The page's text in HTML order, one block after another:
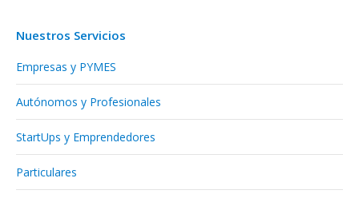
Nuestros Servicios
Empresas y PYMES
Autónomos y Profesionales
StartUps y Emprendedores
Particulares